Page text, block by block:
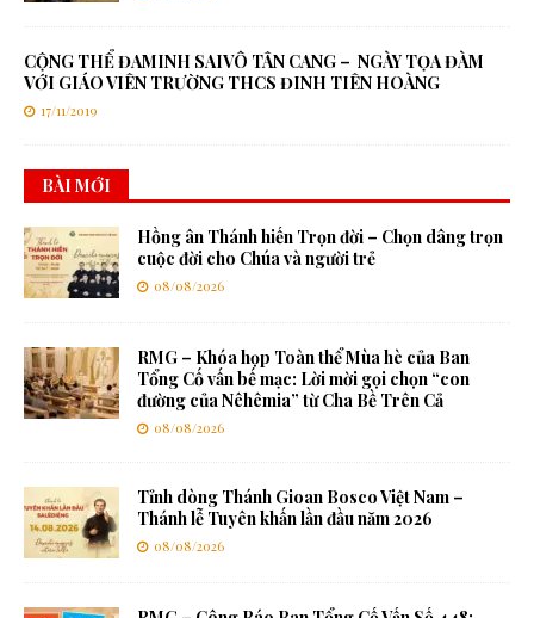
CỘNG THỂ ĐAMINH SAIVÔ TÂN CANG – NGÀY TỌA ĐÀM
VỚI GIÁO VIÊN TRƯỜNG THCS ĐINH TIÊN HOÀNG
17/11/2019
BÀI MỚI
Hồng ân Thánh hiến Trọn đời – Chọn dâng trọn
cuộc đời cho Chúa và người trẻ
08/08/2026
RMG – Khóa họp Toàn thể Mùa hè của Ban
Tổng Cố vấn bế mạc: Lời mời gọi chọn “con
đường của Nêhêmia” từ Cha Bề Trên Cả
08/08/2026
Tỉnh dòng Thánh Gioan Bosco Việt Nam –
Thánh lễ Tuyên khấn lần đầu năm 2026
08/08/2026